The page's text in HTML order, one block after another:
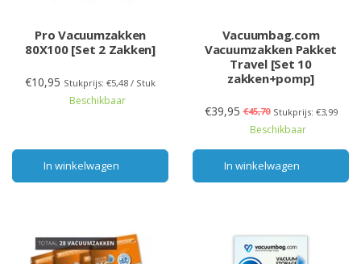
Pro Vacuumzakken
80X100 [Set 2 Zakken]
€10,95 Stukprijs: €5,48 / Stuk
Beschikbaar
In winkelwagen
Vacuumbag.com
Vacuumzakken Pakket
Travel [Set 10
zakken+pomp]
€39,95 €45,70 Stukprijs: €3,99
Beschikbaar
In winkelwagen